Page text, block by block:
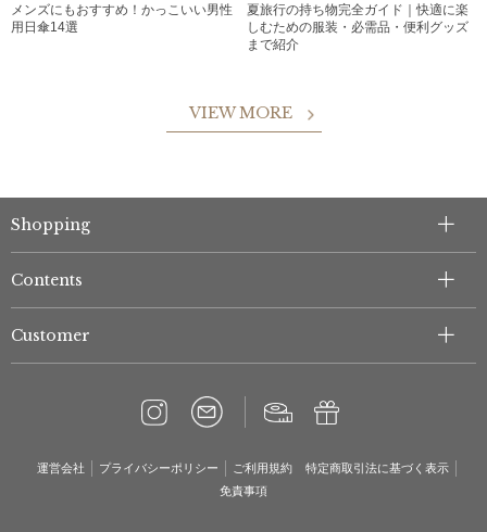
メンズにもおすすめ！かっこいい男性
用日傘14選
夏旅行の持ち物完全ガイド｜快適に楽
しむための服装・必需品・便利グッズ
まで紹介
VIEW MORE
Shopping
Contents
Customer
運営会社 プライバシーポリシー ご利用規約
特定商取引法に基づく表示
免責事項